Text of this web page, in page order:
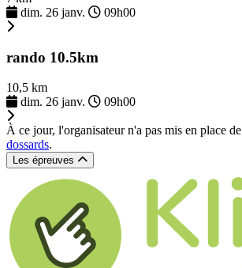
dim. 26 janv.
09h00
rando 10.5km
10,5 km
dim. 26 janv.
09h00
À ce jour, l'organisateur n'a pas mis en place de
dossards.
Les épreuves